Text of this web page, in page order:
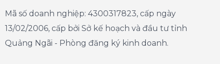
Mã số doanh nghiệp: 4300317823, cấp ngày
13/02/2006, cấp bởi Sở kế hoạch và đầu tư tỉnh
Quảng Ngãi - Phòng đăng ký kinh doanh.